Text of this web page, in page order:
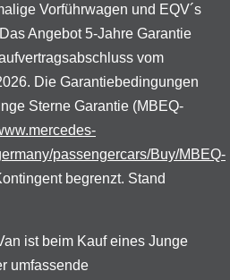
Vorführwagen und EQV´s
Angebot 5-Jahre Garantie
vom
Die Garantiebedingungen
Sterne Garantie (MBEQ-
passengercars/Buy/MBEQ-
begrenzt. Stand
ist beim Kauf eines Junge
umfassende